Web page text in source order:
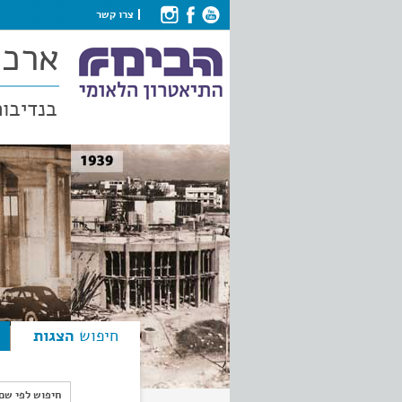
צרו קשר
חיפוש הצגות
חיפוש לפי